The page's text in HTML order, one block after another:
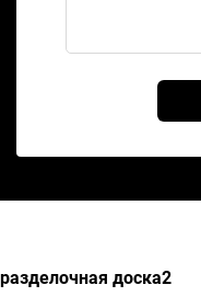
разделочная доска2